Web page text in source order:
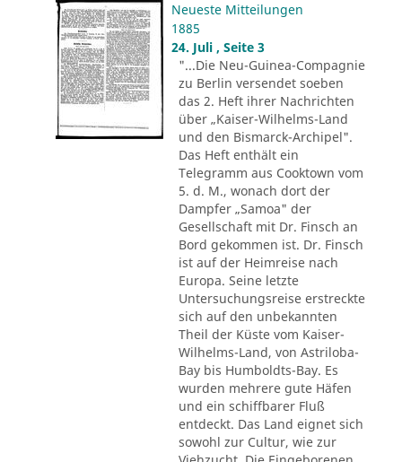
Neueste Mitteilungen
1885
24. Juli , Seite 3
"...Die Neu-Guinea-Compagnie
zu Berlin versendet soeben
das 2. Heft ihrer Nachrichten
über „Kaiser-Wilhelms-Land
und den Bismarck-Archipel".
Das Heft enthält ein
Telegramm aus Cooktown vom
5. d. M., wonach dort der
Dampfer „Samoa" der
Gesellschaft mit Dr. Finsch an
Bord gekommen ist. Dr. Finsch
ist auf der Heimreise nach
Europa. Seine letzte
Untersuchungsreise erstreckte
sich auf den unbekannten
Theil der Küste vom Kaiser-
Wilhelms-Land, von Astriloba-
Bay bis Humboldts-Bay. Es
wurden mehrere gute Häfen
und ein schiffbarer Fluß
entdeckt. Das Land eignet sich
sowohl zur Cultur, wie zur